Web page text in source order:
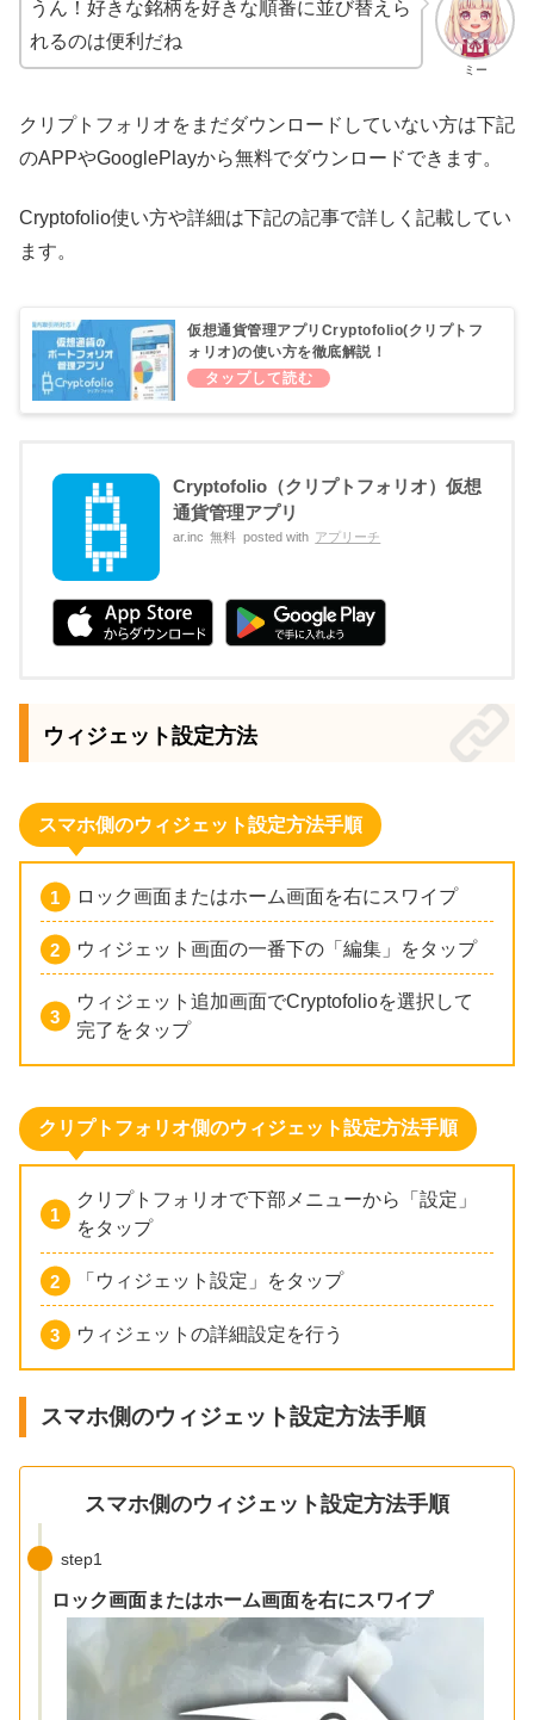
ミー
うん！好きな銘柄を好きな順番に並び替えら
れるのは便利だね
クリプトフォリオをまだダウンロードしていない方は下記
のAPPやGooglePlayから無料でダウンロードできます。
Cryptofolio使い方や詳細は下記の記事で詳しく記載してい
ます。
仮想通貨管理アプリCryptofolio(クリプトフ
ォリオ)の使い方を徹底解説！
Cryptofolio（クリプトフォリオ）仮想
通貨管理アプリ
ar.inc 無料 posted with アプリーチ
ウィジェット設定方法
スマホ側のウィジェット設定方法手順
ロック画面またはホーム画面を右にスワイプ
ウィジェット画面の一番下の「編集」をタップ
ウィジェット追加画面でCryptofolioを選択して
完了をタップ
クリプトフォリオ側のウィジェット設定方法手順
クリプトフォリオで下部メニューから「設定」
をタップ
「ウィジェット設定」をタップ
ウィジェットの詳細設定を行う
スマホ側のウィジェット設定方法手順
スマホ側のウィジェット設定方法手順
step1
ロック画面またはホーム画面を右にスワイプ